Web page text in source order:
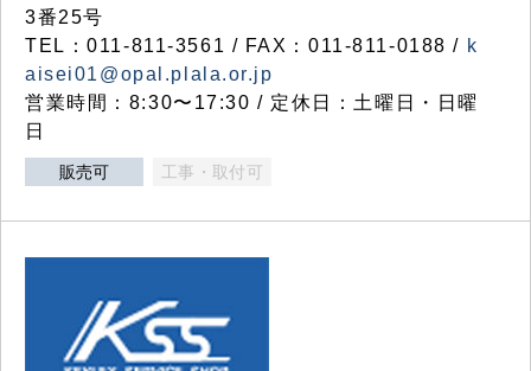
3番25号
TEL：011-811-3561 / FAX：011-811-0188 / k
aisei01@opal.plala.or.jp
営業時間：8:30〜17:30 / 定休日：土曜日・日曜
日
販売可 工事・取付可